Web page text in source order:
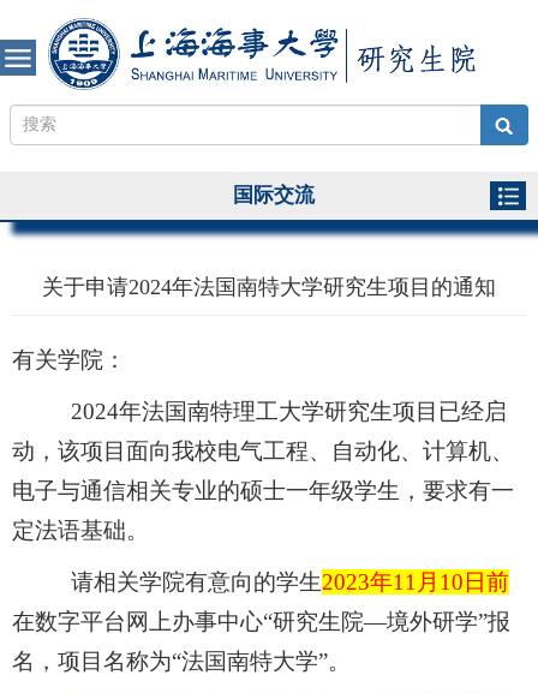
国际交流
关于申请2024年法国南特大学研究生项目的通知
有关学院：
2024年法国南特理工大学研究生项目已经启
动，该项目面向我校电气工程、自动化、计算机、
电子与通信相关专业的硕士一年级学生，要求有一
定法语基础。
请相关学院有意向的学生2023年11月10日前
在数字平台网上办事中心“研究生院—境外研学”报
名，项目名称为“法国南特大学”。